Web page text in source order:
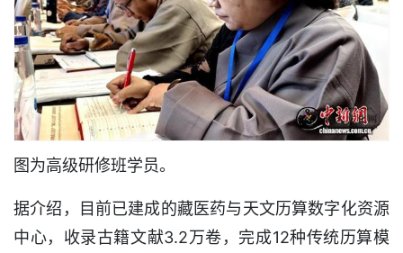
图为高级研修班学员。
据介绍，目前已建成的藏医药与天文历算数字化资源
中心，收录古籍文献3.2万卷，完成12种传统历算模